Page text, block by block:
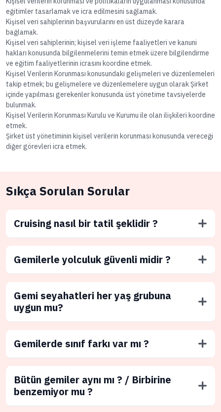
eğitimler tasarlamak ve icra edilmesini sağlamak.
Kişisel veri sahiplerinin başvurularını en üst düzeyde karara
bağlamak.
Kişisel veri sahiplerinin; kişisel veri işleme faaliyetleri ve kanuni
hakları konusunda bilgilenmelerini temin etmek üzere bilgilendirme
ve eğitim faaliyetlerinin icrasını koordine etmek.
Kişisel Verilerin Korunması konusundaki gelişmeleri ve düzenlemeleri
takip etmek; bu gelişmelere ve düzenlemelere uygun olarak Şirket
içinde yapılması gerekenler konusunda üst yönetime tavsiyelerde
bulunmak.
Kişisel Verilerin Korunması Kurulu ve Kurumu ile olan ilişkileri koordine
etmek.
Şirket üst yönetiminin kişisel verilerin korunması konusunda vereceği
diğer görevleri icra etmek.
Sıkça Sorulan Sorular
Cruising nasıl bir tatil şeklidir ?
Gemilerle yolculuk güvenli midir ?
Gemi seyahatleri her yaş grubuna
uygun mu?
Gemilerde sınıf farkı var mı ?
Bütün gemiler aynı mı ? / Birbirine
benzemiyor mu ?